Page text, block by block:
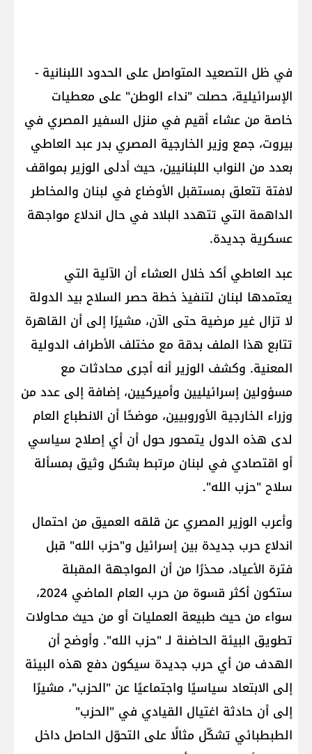
في ظل التصعيد المتواصل على الحدود اللبنانية -
الإسرائيلية، حصلت "نداء الوطن" على معطيات
خاصة من عشاء أقيم في منزل السفير المصري في
بيروت، جمع وزير الخارجية المصري بدر عبد العاطي
بعدد من النواب اللبنانيين، حيث أدلى الوزير بمواقف
لافتة تتعلق بمستقبل الأوضاع في لبنان والمخاطر
الداهمة التي تتهدد البلاد في حال اندلاع مواجهة
عسكرية جديدة.
عبد العاطي أكد خلال العشاء أن الآلية التي
يعتمدها لبنان لتنفيذ خطة حصر السلاح بيد الدولة
لا تزال غير مرضية حتى الآن، مشيرًا إلى أن القاهرة
تتابع هذا الملف بدقة مع مختلف الأطراف الدولية
المعنية. وكشف الوزير أنه أجرى محادثات مع
مسؤولين إسرائيليين وأميركيين، إضافة إلى عدد من
وزراء الخارجية الأوروبيين، موضحًا أن الانطباع العام
لدى هذه الدول يتمحور حول أن أي إصلاح سياسي
أو اقتصادي في لبنان مرتبط بشكل وثيق بمسألة
سلاح "حزب الله".
وأعرب الوزير المصري عن قلقه العميق من احتمال
اندلاع حرب جديدة بين إسرائيل و"حزب الله" قبل
فترة الأعياد، محذرًا من أن المواجهة المقبلة
ستكون أكثر قسوة من حرب العام الماضي 2024،
سواء من حيث طبيعة العمليات أو من حيث محاولات
تطويق البيئة الحاضنة لـ "حزب الله". وأوضح أن
الهدف من أي حرب جديدة سيكون دفع هذه البيئة
إلى الابتعاد سياسيًا واجتماعيًا عن "الحزب"، مشيرًا
إلى أن حادثة اغتيال القيادي في "الحزب"
الطبطبائي تشكّل مثالًا على التحوّل الحاصل داخل